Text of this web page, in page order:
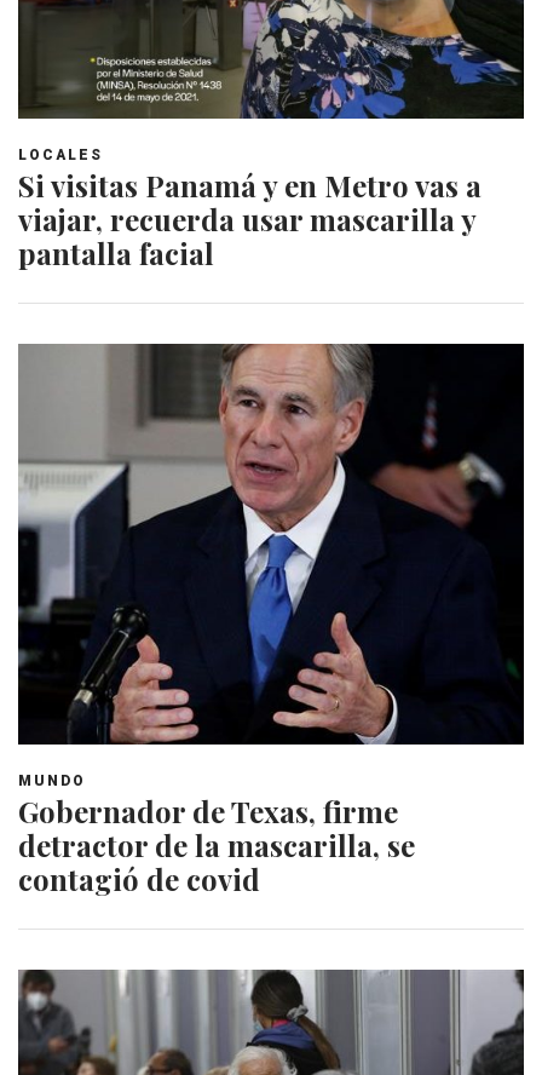
LOCALES
Si visitas Panamá y en Metro vas a
viajar, recuerda usar mascarilla y
pantalla facial
MUNDO
Gobernador de Texas, firme
detractor de la mascarilla, se
contagió de covid